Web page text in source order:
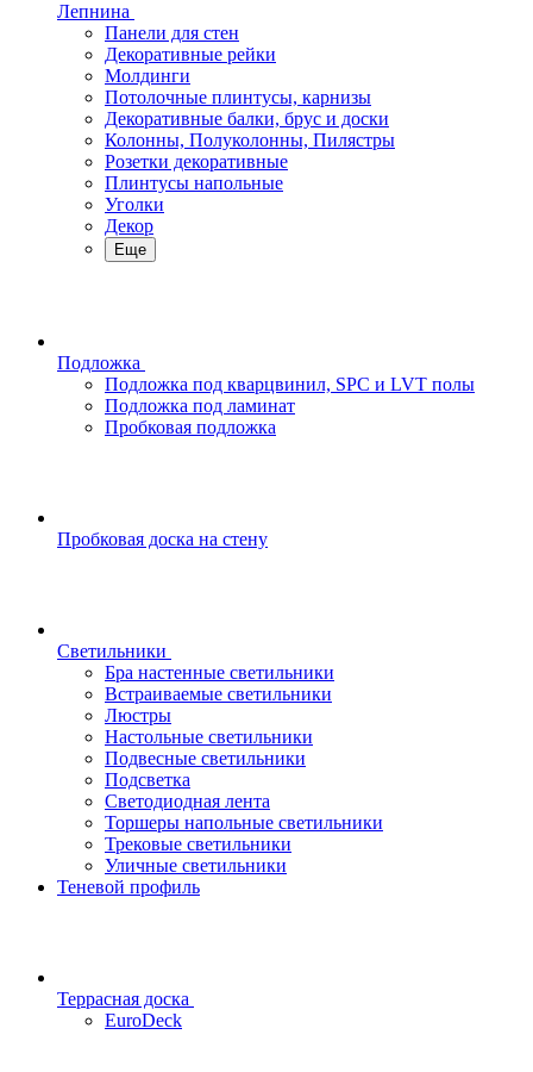
Лепнина
Панели для стен
Декоративные рейки
Молдинги
Потолочные плинтусы, карнизы
Декоративные балки, брус и доски
Колонны, Полуколонны, Пилястры
Розетки декоративные
Плинтусы напольные
Уголки
Декор
Еще
Подложка
Подложка под кварцвинил, SPC и LVT полы
Подложка под ламинат
Пробковая подложка
Пробковая доска на стену
Светильники
Бра настенные светильники
Встраиваемые светильники
Люстры
Настольные светильники
Подвесные светильники
Подсветка
Светодиодная лента
Торшеры напольные светильники
Трековые светильники
Уличные светильники
Теневой профиль
Террасная доска
EuroDeck